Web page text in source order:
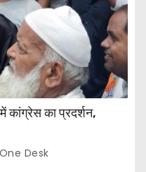
कांग्रेस का प्रदर्शन,
Desk